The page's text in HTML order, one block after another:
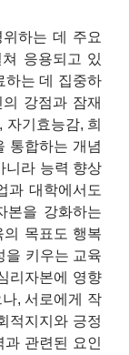
하는 데 주요
쳐 응용되고 있
하는 데 집중하
강점과 잠재
자기효능감, 희
통합하는 개념
니라 능력 향상
과 대학에서도
본을 강화하는
의 목표도 행복
을 키우는 교육
리자본에 영향
, 서로에게 작
적지지와 긍정
과 관련된 요인